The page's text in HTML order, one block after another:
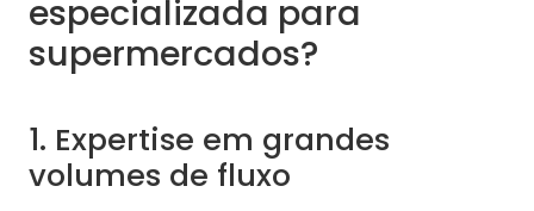
especializada para
supermercados?
1. Expertise em grandes
volumes de fluxo